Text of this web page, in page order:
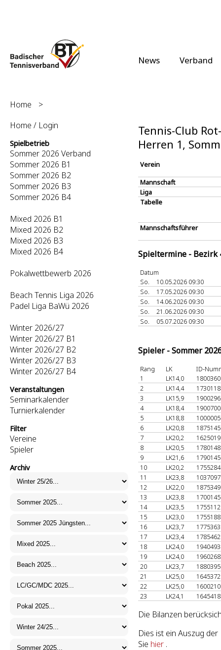
News Verband
Home
>
Home / Login
Spielbetrieb
Sommer 2026 Verband
Sommer 2026 B1
Sommer 2026 B2
Sommer 2026 B3
Sommer 2026 B4
Mixed 2026 B1
Mixed 2026 B2
Mixed 2026 B3
Mixed 2026 B4
Pokalwettbewerb 2026
Beach Tennis Liga 2026
Padel Liga BaWü 2026
Winter 2026/27
Winter 2026/27 B1
Winter 2026/27 B2
Winter 2026/27 B3
Winter 2026/27 B4
Veranstaltungen
Seminarkalender
Turnierkalender
Filter
Vereine
Spieler
Archiv
Tennis-Club
Herren 1,
Verein
Mannschaft
Liga
Tabelle
Mannschaftsführer
Spieltermine - Bezirk
Datum
So.
10.05.2026 09:30
So.
17.05.2026 09:30
So.
14.06.2026 09:30
So.
21.06.2026 09:30
So.
05.07.2026 09:30
Spieler - Sommer
Rang LK
ID-
1
LK14,0
2
LK14,4
3
LK15,9
4
LK18,4
5
LK18,8
6
LK20,8
7
LK20,2
8
LK20,5
9
LK21,6
10
LK20,2
11
LK23,8
12
LK22,0
13
LK23,8
14
LK23,5
15
LK23,0
16
LK23,7
17
LK23,4
18
LK24,0
19
LK24,0
20
LK23,7
21
LK25,0
22
LK25,0
23
LK24,1
Die Bilanzen
Dies ist ein Auszug
Sie hier .